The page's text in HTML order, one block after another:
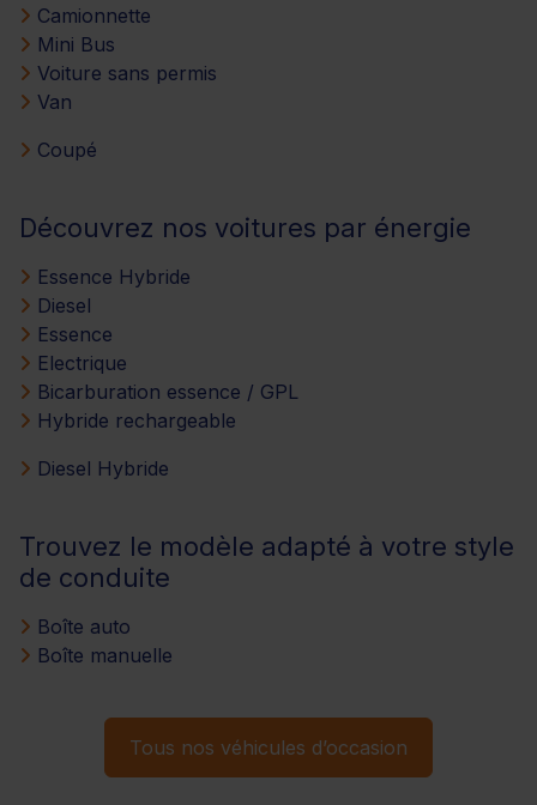
Camionnette
Mini Bus
Voiture sans permis
Van
Coupé
Découvrez nos voitures par énergie
Essence Hybride
Diesel
Essence
Electrique
Bicarburation essence / GPL
Hybride rechargeable
Diesel Hybride
Trouvez le modèle adapté à votre style
de conduite
Boîte auto
Boîte manuelle
Tous nos véhicules d’occasion